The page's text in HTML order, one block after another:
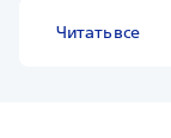
Читать все